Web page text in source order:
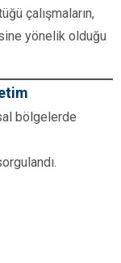
çalışmaların,
yönelik olduğu
bölgelerde